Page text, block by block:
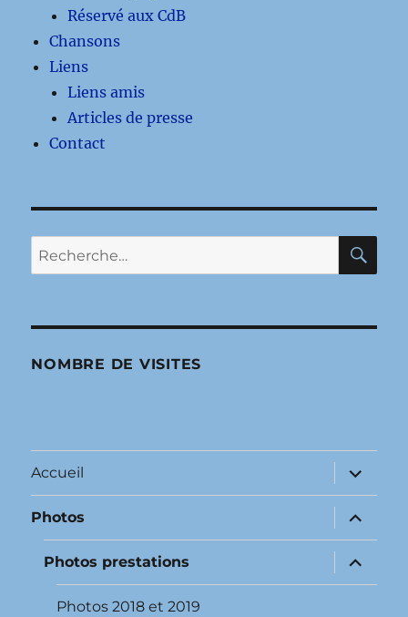
Réservé aux CdB
Chansons
Liens
Liens amis
Articles de presse
Contact
Recherche
pour :
NOMBRE DE VISITES
Accueil
ouvrir
le
sous-
menu
Photos
ouvrir
le
sous-
menu
Photos prestations
ouvrir
le
sous-
Photos 2018 et 2019